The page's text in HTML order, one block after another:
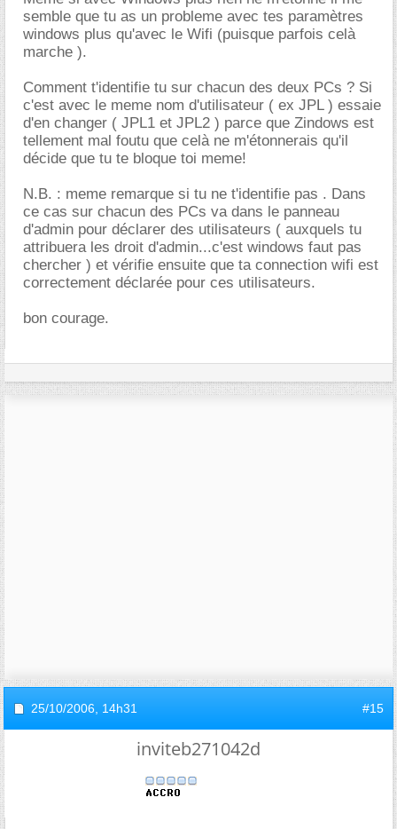
semble que tu as un probleme avec tes paramètres
windows plus qu'avec le Wifi (puisque parfois celà
marche ).
Comment t'identifie tu sur chacun des deux PCs ? Si
c'est avec le meme nom d'utilisateur ( ex JPL ) essaie
d'en changer ( JPL1 et JPL2 ) parce que Zindows est
tellement mal foutu que celà ne m'étonnerais qu'il
décide que tu te bloque toi meme!
N.B. : meme remarque si tu ne t'identifie pas . Dans
ce cas sur chacun des PCs va dans le panneau
d'admin pour déclarer des utilisateurs ( auxquels tu
attribuera les droit d'admin...c'est windows faut pas
chercher ) et vérifie ensuite que ta connection wifi est
correctement déclarée pour ces utilisateurs.
bon courage.
25/10/2006, 14h31 #15
inviteb271042d